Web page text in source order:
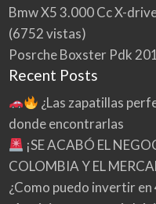
Bmw X5 3.000 Cc X-
(6752 vistas)
Posrche Boxster Pdk
Recent Posts
¿Las zapatillas
donde encontrarlas
¡SE ACABÓ EL
COLOMBIA Y EL
¿Como puedo invertir